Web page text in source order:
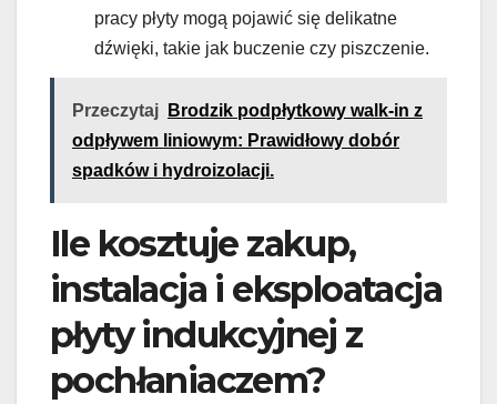
pracy płyty mogą pojawić się delikatne
dźwięki, takie jak buczenie czy piszczenie.
Przeczytaj
Brodzik podpłytkowy walk-in z
odpływem liniowym: Prawidłowy dobór
spadków i hydroizolacji.
Ile kosztuje zakup,
instalacja i eksploatacja
płyty indukcyjnej z
pochłaniaczem?